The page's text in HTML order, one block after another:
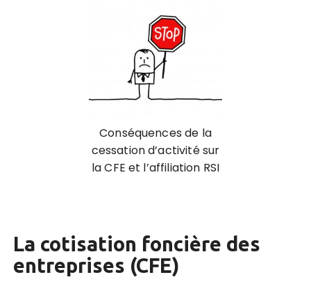
Conséquences de la
cessation d’activité sur
la CFE et l’affiliation RSI
La cotisation foncière des
entreprises (CFE)